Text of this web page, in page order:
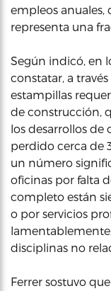
empleos anuales,
representa una
Según indicó, en
constatar, a
estampillas
de construcción,
los desarrollos de
perdido cerca de
un número
oficinas por falta
completo están
o por servicios
disciplinas no
Ferrer sostuvo